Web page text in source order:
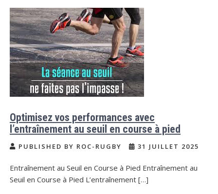
Optimisez vos performances avec
l’entraînement au seuil en course à pied
PUBLISHED BY ROC-RUGBY 31 JUILLET 2025
Entraînement au Seuil en Course à Pied Entraînement au
Seuil en Course à Pied L’entraînement […]